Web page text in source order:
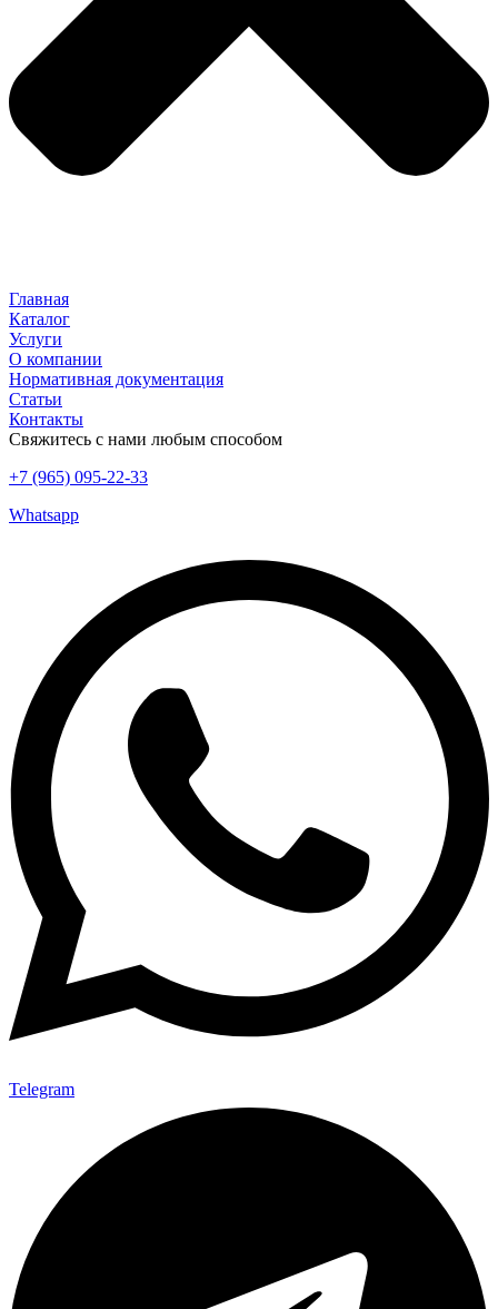
Главная
Каталог
Услуги
О компании
Нормативная документация
Статьи
Контакты
Свяжитесь с нами любым способом
+7 (965) 095-22-33
Whatsapp
Telegram